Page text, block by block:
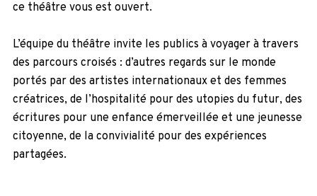
ce théâtre vous est ouvert.
L’équipe du théâtre invite les publics à voyager à travers
des parcours croisés : d’autres regards sur le monde
portés par des artistes internationaux et des femmes
créatrices, de l’hospitalité pour des utopies du futur, des
écritures pour une enfance émerveillée et une jeunesse
citoyenne, de la convivialité pour des expériences
partagées.